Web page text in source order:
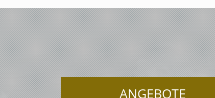
ANGEBOTE